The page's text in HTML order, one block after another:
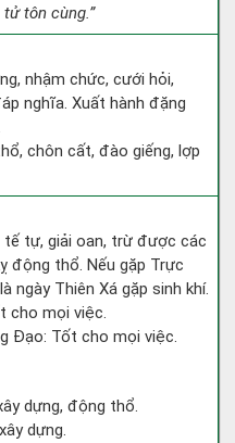
tôn cùng.”
nhậm chức, cưới hỏi,
nghĩa. Xuất hành đặng
chôn cất, đào giếng, lợp
tế tự, giải oan, trừ được các
động thổ. Nếu gặp Trực
ngày Thiên Xá gặp sinh khí.
cho mọi việc.
Đạo: Tốt cho mọi việc.
dựng, động thổ.
dựng.